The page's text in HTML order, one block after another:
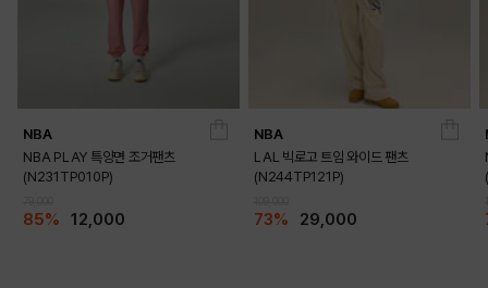
NBA
NBA PLAY 특양면 조거팬츠
(N231TP010P)
85% 12,000
NBA
LAL 빅로고 트임 와이드 팬츠
(N244TP121P)
73% 29,000